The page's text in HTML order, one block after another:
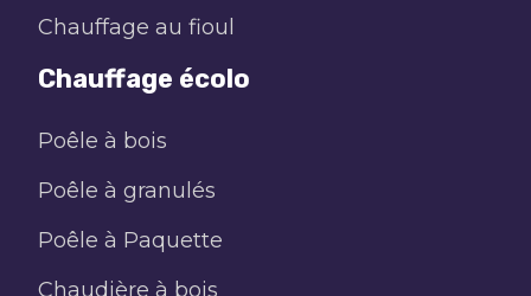
Chauffage au fioul
Chauffage écolo
Poêle à bois
Poêle à granulés
Poêle à Paquette
Chaudière à bois